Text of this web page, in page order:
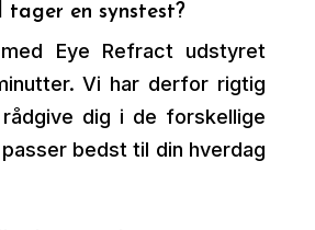
en synstest?
Eye Refract udstyret
Vi har derfor rigtig
dig i de forskellige
bedst til din hverdag